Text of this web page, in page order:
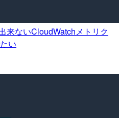
来ないCloudWatchメトリク
い